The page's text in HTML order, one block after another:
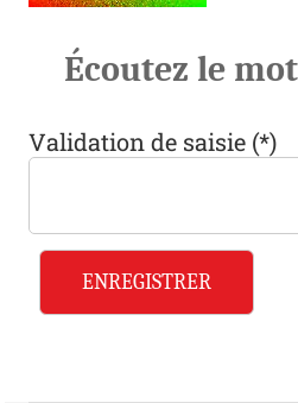
Écoutez le
Validation de saisie (*)